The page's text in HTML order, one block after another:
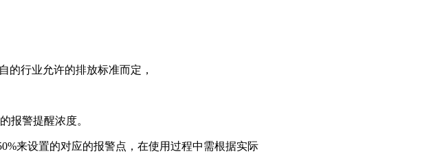
行业允许的排放标准而定，
报警提醒浓度。
来设置的对应的报警点，在使用过程中需根据实际